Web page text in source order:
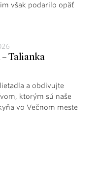
však podarilo opäť
Talianka
a obdivujte
ktorým sú naše
vo Večnom meste